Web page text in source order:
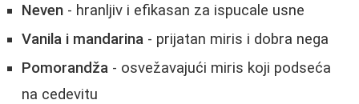
Neven - hranljiv i efikasan za ispucale usne
Vanila i mandarina - prijatan miris i dobra nega
Pomorandža - osvežavajući miris koji podseća
na cedevitu